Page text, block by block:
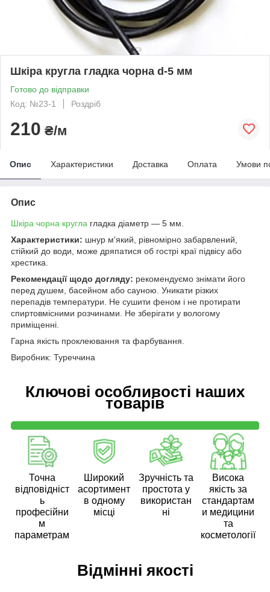
Шкіра кругла гладка чорна d-5 мм
Готово до відправки
Код: №23-1
Роздріб
210 ₴/м
Опис Характеристики Доставка Оплата Умови
Опис
Шкіра чорна кругла гладка діаметр — 5 мм.
Характеристики: шнур м'який, рівномірно забарвлений,
стійкий до води, може дряпатися об гострі краї підвісу або
хрестика.
Рекомендації щодо догляду: рекомендуємо знімати його
перед душем, басейном або сауною. Уникати різких
перепадів температури. Не сушити феном і не протирати
спиртовмісними розчинами. Не зберігати у вологому
приміщенні.
Гарна якість проклеювання та фарбування.
Виробник: Туреччина
Ключові особливості наших
товарів
Точна
відповідніст
ь
професійни
м
параметрам
Широкий
асортимент
в одному
місці
Зручність та
простота у
використан
ні
Висока
якість за
стандартам
и медицини
та
косметології
Відмінні якості